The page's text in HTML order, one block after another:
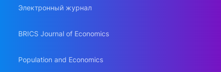
Электронный журнал
BRICS Journal of Economics
Population and Economics